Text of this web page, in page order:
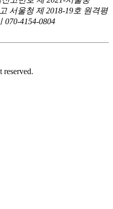
서울청 제 2018-19호 원격평
4154-0804